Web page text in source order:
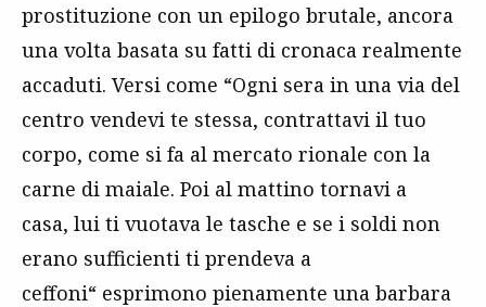
prostituzione con un epilogo brutale, ancora
una volta basata su fatti di cronaca realmente
accaduti. Versi come “Ogni sera in una via del
centro vendevi te stessa, contrattavi il tuo
corpo, come si fa al mercato rionale con la
carne di maiale. Poi al mattino tornavi a
casa, lui ti vuotava le tasche e se i soldi non
erano sufficienti ti prendeva a
ceffoni“ esprimono pienamente una barbara